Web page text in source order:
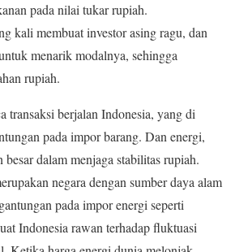
pada nilai tukar rupiah.
kali membuat investor asing ragu, dan
menarik modalnya, sehingga
rupiah.
transaksi berjalan Indonesia, yang di
pada impor barang. Dan energi,
dalam menjaga stabilitas rupiah.
negara dengan sumber daya alam
pada impor energi seperti
Indonesia rawan terhadap fluktuasi